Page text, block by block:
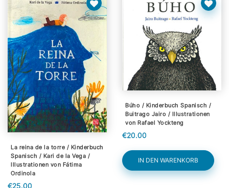
La reina de la torre / Kinderbuch
Spanisch / Kari de la Vega /
Illustrationen von Fátima
Ordinola
€25.00
Búho / Kinderbuch Spanisch /
Buitrago Jairo / Illustrationen
von Rafael Yockteng
€20.00
IN DEN WARENKORB